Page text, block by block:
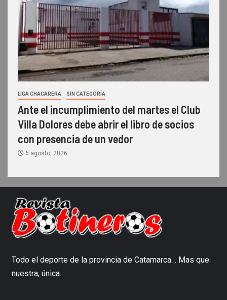
LIGA CHACARERA SIN CATEGORÍA
Ante el incumplimiento del martes el Club
Villa Dolores debe abrir el libro de socios
con presencia de un vedor
6 agosto, 2026
Todo el deporte de la provincia de Catamarca… Mas que
nuestra, única.